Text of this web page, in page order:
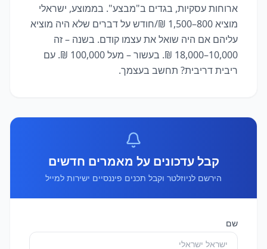
ארוחות עסקיות, בגדים ב"מבצע". בממוצע, ישראלי
מוציא 800–1,500 ₪/חודש על דברים שלא היה מוציא
עליהם אם היה שואל את עצמו קודם. בשנה – זה
10,000–18,000 ₪. בעשור – מעל 100,000 ₪. עם
ריבית דריבית? תחשב בעצמך.
קבל עדכונים על מאמרים חדשים
הירשם לניוזלטר וקבל תכנים פיננסיים ישירות למייל
שם